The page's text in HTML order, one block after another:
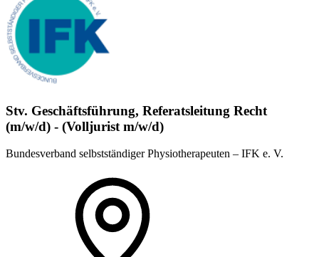
Stv. Geschäftsführung, Referatsleitung Recht
(m/w/d) - (Volljurist m/w/d)
Bundesverband selbstständiger Physiotherapeuten – IFK e. V.